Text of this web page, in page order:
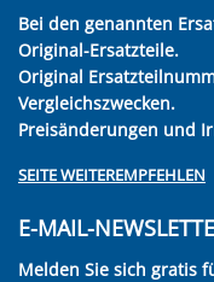
Bei den genannten
Original-Ersatzteile.
Original
Vergleichszwecken.
Preisänderungen und
SEITE WEITEREMPFEHLEN
E-MAIL-
Melden Sie sich gratis